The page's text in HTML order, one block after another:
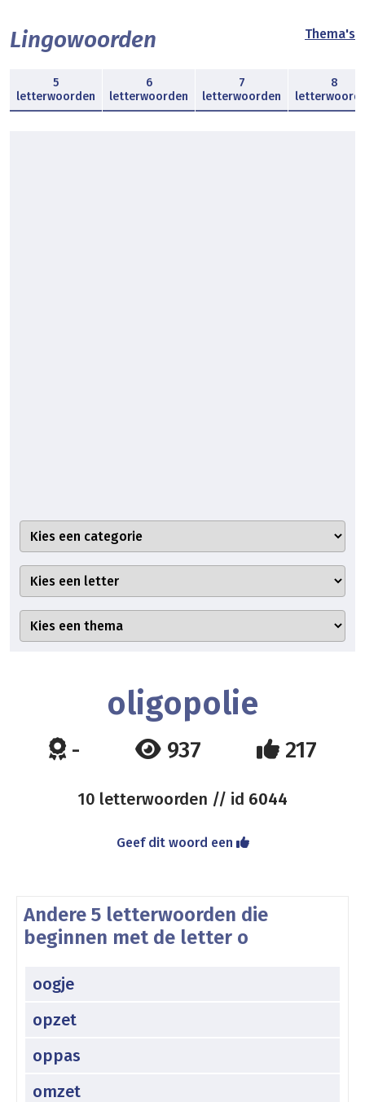
Lingowoorden Thema's
5
letterwoorden
6
letterwoorden
7
letterwoorden
8
oligopolie
- 937 217
10 letterwoorden // id 6044
Geef dit woord een
Andere 5 letterwoorden die
beginnen met de letter o
oogje
opzet
oppas
omzet